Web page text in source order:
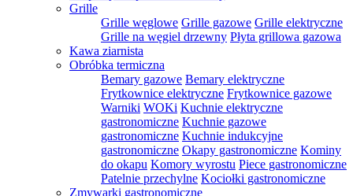
Grille
Grille węglowe Grille gazowe Grille elektryczne
Grille na węgiel drzewny Płyta grillowa gazowa
Kawa ziarnista
Obróbka termiczna
Bemary gazowe Bemary elektryczne
Frytkownice elektryczne Frytkownice gazowe
Warniki WOKi Kuchnie elektryczne
gastronomiczne Kuchnie gazowe
gastronomiczne Kuchnie indukcyjne
gastronomiczne Okapy gastronomiczne Kominy
do okapu Komory wyrostu Piece gastronomiczne
Patelnie przechylne Kociołki gastronomiczne
Zmywarki gastronomiczne